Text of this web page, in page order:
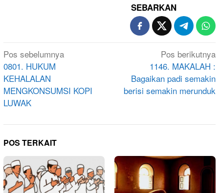
SEBARKAN
Navigasi
pos
Pos sebelumnya
0801. HUKUM
KEHALALAN
MENGKONSUMSI KOPI
LUWAK
Pos berikutnya
1146. MAKALAH :
Bagaikan padi semakin
berisi semakin merunduk
POS TERKAIT